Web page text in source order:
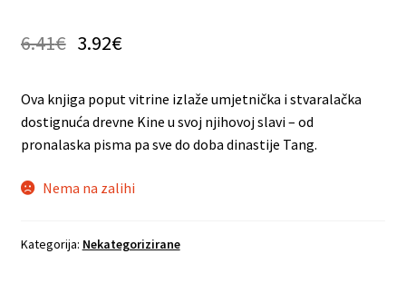
6.41€ 3.92€
Ova knjiga poput vitrine izlaže umjetnička i stvaralačka
dostignuća drevne Kine u svoj njihovoj slavi – od
pronalaska pisma pa sve do doba dinastije Tang.
Nema na zalihi
Kategorija: Nekategorizirane